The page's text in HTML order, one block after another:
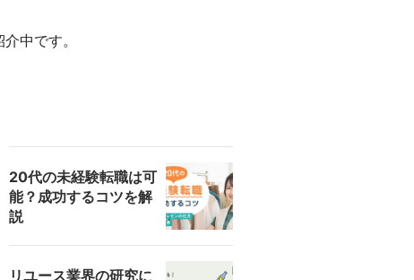
中です。
20代の未経験転職は可
能？成功するコツを解
説
リユース業界の研究に